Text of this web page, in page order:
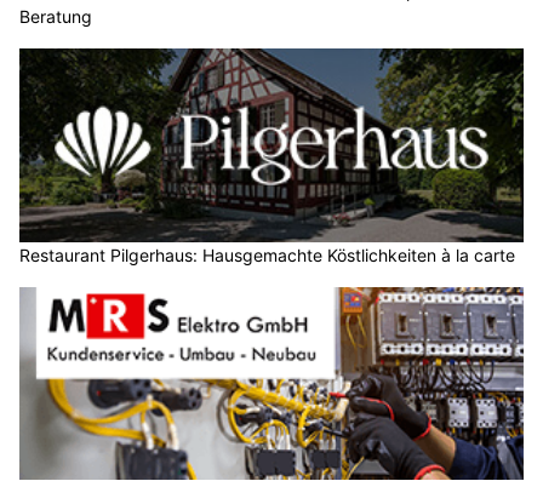
Beratung
Restaurant Pilgerhaus: Hausgemachte Köstlichkeiten à la carte